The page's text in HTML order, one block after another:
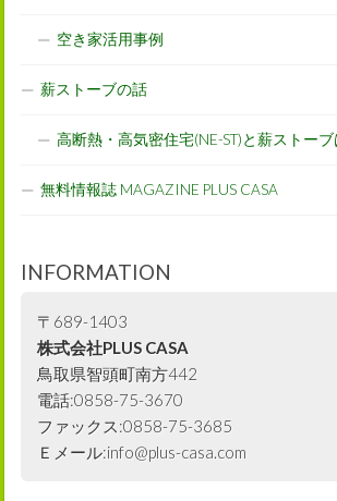
空き家活用事例
薪ストーブの話
高断熱・高気密住宅(NE-ST)と薪ストー
無料情報誌 MAGAZINE PLUS CASA
INFORMATION
〒689-1403
株式会社PLUS CASA
鳥取県智頭町南方442
電話:0858-75-3670
ファックス:0858-75-3685
Ｅメール:info@plus-casa.com